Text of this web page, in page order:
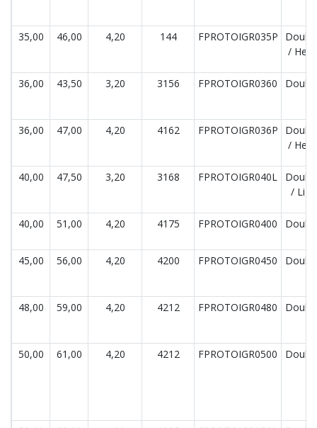
35,00 46,00 4,20 144 FPROTOIGR035P
/
36,00 43,50 3,20 3156 FPROTOIGR0360
36,00 47,00 4,20 4162 FPROTOIGR036P
/
40,00 47,50 3,20 3168 FPROTOIGR040L
/
40,00 51,00 4,20 4175 FPROTOIGR0400
45,00 56,00 4,20 4200 FPROTOIGR0450
48,00 59,00 4,20 4212 FPROTOIGR0480
50,00 61,00 4,20 4212 FPROTOIGR0500